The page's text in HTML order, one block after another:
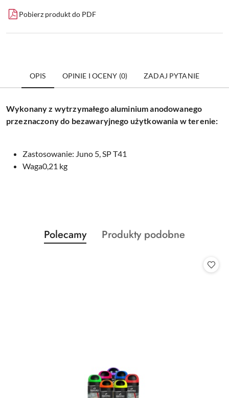
Pobierz produkt do PDF
OPIS OPINIE I OCENY (0) ZADAJ PYTANIE
Wykonany z wytrzymałego aluminium anodowanego
przeznaczony do bezawaryjnego użytkowania w terenie:
Zastosowanie: Juno 5, SP T41
Waga0,21 kg
Pomiń karuzelę produktów
Produkty
o
Polecamy
Produkty
Produkty podobne